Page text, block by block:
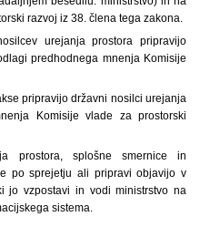
razvoj iz 38. člena tega zakona.
urejanja prostora pripravijo
predhodnega mnenja Komisije
pripravijo državni nosilci urejanja
Komisije vlade za prostorski
prostora, splošne smernice in
po sprejetju ali pripravi objavijo v
jo vzpostavi in vodi ministrstvo na
sistema.